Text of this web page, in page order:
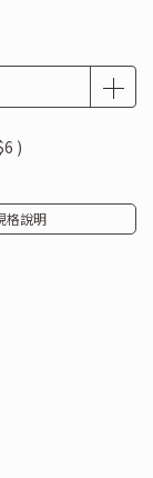
)
格說明